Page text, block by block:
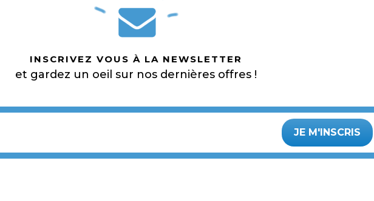
INSCRIVEZ VOUS À LA NEWSLETTER
et gardez un oeil sur nos dernières offres !
JE M'INSCRIS